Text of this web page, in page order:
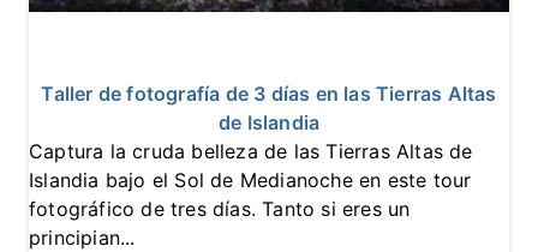
Taller de fotografía de 3 días en las Tierras Altas
de Islandia
Captura la cruda belleza de las Tierras Altas de
Islandia bajo el Sol de Medianoche en este tour
fotográfico de tres días. Tanto si eres un
principian...